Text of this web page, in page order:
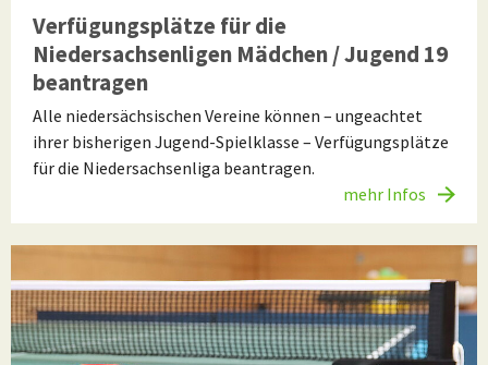
Verfügungsplätze für die
Niedersachsenligen Mädchen / Jugend 19
beantragen
Alle niedersächsischen Vereine können – ungeachtet
ihrer bisherigen Jugend-Spielklasse – Verfügungsplätze
für die Niedersachsenliga beantragen.
mehr Infos